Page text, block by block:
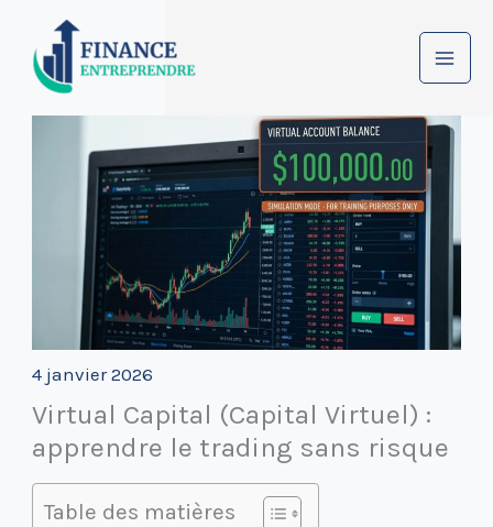
contenu
4 janvier 2026
Virtual Capital (Capital Virtuel) :
apprendre le trading sans risque
Table des matières